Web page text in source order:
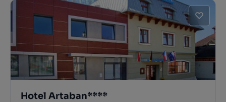
Hotel Artaban****